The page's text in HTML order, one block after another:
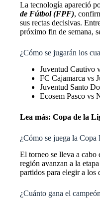
La tecnología apareció
de Fútbol (FPF),
sus rectas decisivas.
próximo fin de semana,
¿Cómo se jugarán los
Juventud Cautivo
FC Cajamarca vs
Juventud Santo
Ecosem Pasco vs
Lea más: Copa de la
¿Cómo se juega la Copa
El torneo se lleva a cabo
región avanzan a la
partidos para elegir a los
¿Cuánto gana el